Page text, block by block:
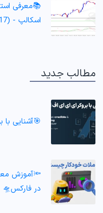
📚معرفی
اسکالپ - (IFX-ST217)📉
مطالب جدید
🎯آشنایی
در فارکس🛸